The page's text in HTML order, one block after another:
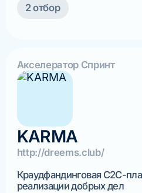
2 отбор
Акселератор Спринт
KARMA
http://dreems.club/
Краудфандинговая C2C-
реализации добрых дел